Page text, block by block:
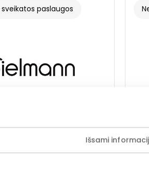
Išsami
sveikatos paslaugos